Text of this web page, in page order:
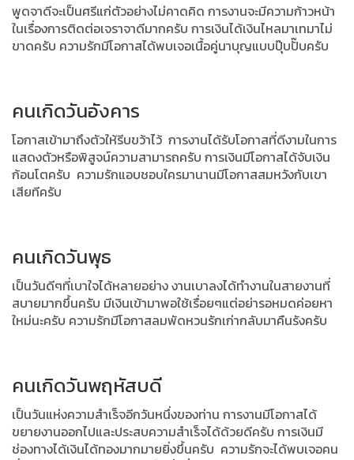
พูดจาดีจะเป็นศรีแก่ตัวอย่างไม่คาดคิด การงานจะมีความก้าวหน้า
ในเรื่องการติดต่อเจราจาดีมากครับ การเงินได้เงินไหลมาเทมาไม่
ขาดครับ ความรักมีโอกาสได้พบเจอเนื้อคู่นาบุญแบบปุ๊บปั๊บครับ
คนเกิดวันอังคาร
โอกาสเข้ามาถึงตัวให้รีบขว้าไว้ การงานได้รับโอกาสที่ดีงามในการ
แสดงตัวหรือพิสูจน์ความสามารถครับ การเงินมีโอกาสได้จับเงิน
ก้อนโตครับ ความรักแอบชอบใครมานานมีโอกาสสมหวังกับเขา
เสียทีครับ
คนเกิดวันพุธ
เป็นวันดีๆที่เบาใจได้หลายอย่างงานเบาลงได้ทำงานในสายงานที่
สบายมากขึ้นครับ มีเงินเข้ามาพอใช้เรื่อยๆแต่อย่ารอหมดค่อยหา
ใหม่นะครับ ความรักมีโอกาสลมพัดหวนรักเก่ากลับมาคืนรังครับ
คนเกิดวันพฤหัสบดี
เป็นวันแห่งความสำเร็จอีกวันหนึ่งของท่าน การงานมีโอกาสได้
ขยายงานออกไปและประสบความสำเร็จได้ด้วยดีครับ การเงินมี
ช่องทางได้เงินได้ทองมากมายยิ่งขึ้นครับ ความรักจะได้พบเจอคน